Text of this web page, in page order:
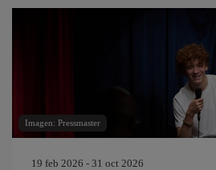
Imagen: Pressmaster
19 feb 2026 - 31 oct 2026